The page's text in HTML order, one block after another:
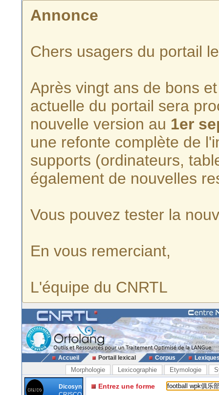
Annonce
Chers usagers du portail
Après vingt ans de bons
actuelle du portail sera
nouvelle version au 1er
une refonte complète de
supports (ordinateurs,
également de nouvelles
Vous pouvez tester la
En vous remerciant,
L'équipe du CNRTL
Accueil Portail lexical Corpus
Morphologie Lexicographie Etymologie
Dicosyn
Entrez une forme